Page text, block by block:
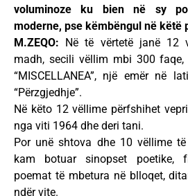
voluminoze ku bien në sy
moderne, pse këmbëngul në këtë
M.ZEQO: Në të vërtetë janë 12
madh, secili vëllim mbi 300
“MISCELLANEA”, një emër në
“Përzgjedhje”.
Në këto 12 vëllime përfshihet
nga viti 1964 dhe deri tani.
Por unë shtova dhe 10 vëllime
kam botuar sinopset poetike,
poemat të mbetura në blloqet,
ndër vite.